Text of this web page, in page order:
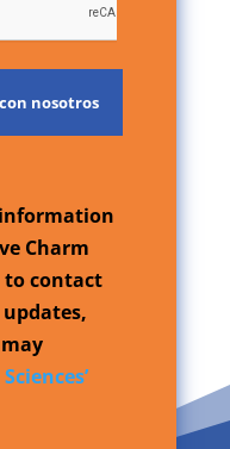
Charm
to contact